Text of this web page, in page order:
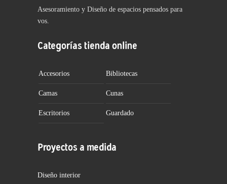
Asesoramiento y Diseño de espacios pensados para
vos.
Categorías tienda online
Accesorios Bibliotecas
Camas Cunas
Escritorios Guardado
Proyectos a medida
Diseño interior